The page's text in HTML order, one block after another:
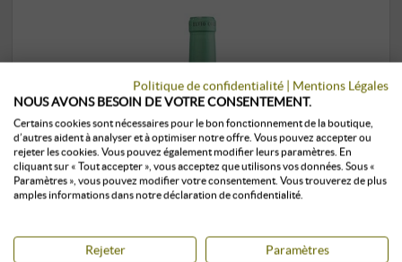
Politique de confidentialité | Mentions Légales
NOUS AVONS BESOIN DE VOTRE CONSENTEMENT.
Certains cookies sont nécessaires pour le bon fonctionnement de la boutique,
d’autres aident à analyser et à optimiser notre offre. Vous pouvez accepter ou
rejeter les cookies. Vous pouvez également modifier leurs paramètres. En
cliquant sur « Tout accepter », vous acceptez que utilisons vos données. Sous «
Paramètres », vous pouvez modifier votre consentement. Vous trouverez de plus
amples informations dans notre déclaration de confidentialité.
Rejeter Paramètres